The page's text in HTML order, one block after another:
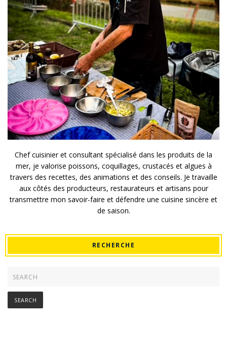
Chef cuisinier et consultant spécialisé dans les produits de la
mer, je valorise poissons, coquillages, crustacés et algues à
travers des recettes, des animations et des conseils. Je travaille
aux côtés des producteurs, restaurateurs et artisans pour
transmettre mon savoir-faire et défendre une cuisine sincère et
de saison.
RECHERCHE